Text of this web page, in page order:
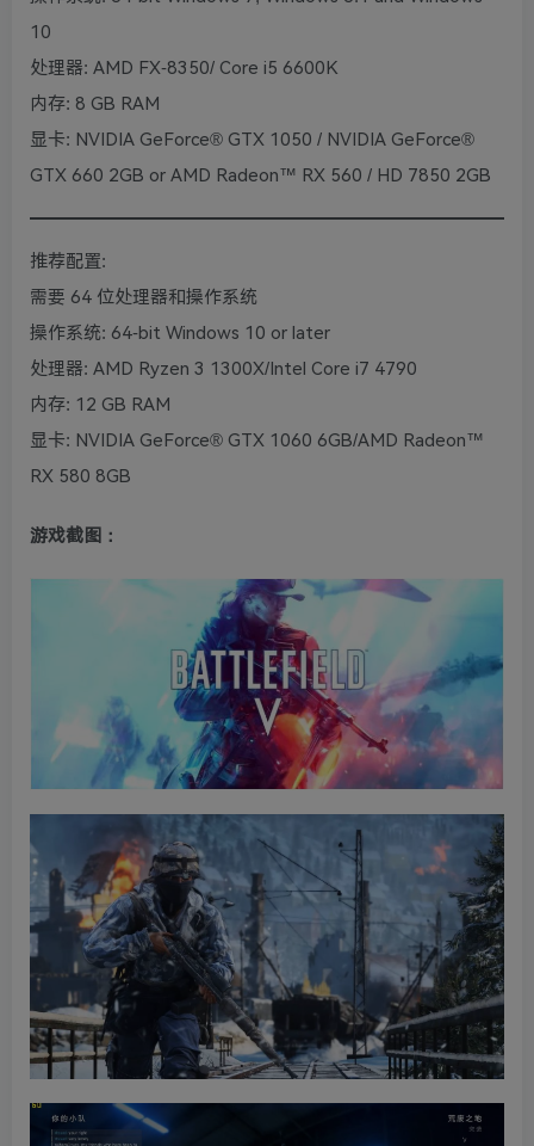
10
处理器: AMD FX-8350/ Core i5 6600K
内存: 8 GB RAM
显卡: NVIDIA GeForce® GTX 1050 / NVIDIA GeForce®
GTX 660 2GB or AMD Radeon™ RX 560 / HD 7850 2GB
推荐配置:
需要 64 位处理器和操作系统
操作系统: 64-bit Windows 10 or later
处理器: AMD Ryzen 3 1300X/Intel Core i7 4790
内存: 12 GB RAM
显卡: NVIDIA GeForce® GTX 1060 6GB/AMD Radeon™
RX 580 8GB
游戏截图：